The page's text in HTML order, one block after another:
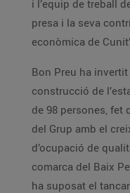
i l’equip de treball
presa i la seva
econòmica de
Bon Preu ha invertit
construcció de
de 98 persones, fet
del Grup amb el
d’ocupació de
comarca del Baix
ha suposat el